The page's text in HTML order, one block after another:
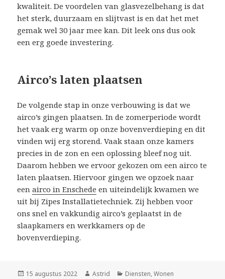
kwaliteit. De voordelen van glasvezelbehang is dat
het sterk, duurzaam en slijtvast is en dat het met
gemak wel 30 jaar mee kan. Dit leek ons dus ook
een erg goede investering.
Airco’s laten plaatsen
De volgende stap in onze verbouwing is dat we
airco’s gingen plaatsen. In de zomerperiode wordt
het vaak erg warm op onze bovenverdieping en dit
vinden wij erg storend. Vaak staan onze kamers
precies in de zon en een oplossing bleef nog uit.
Daarom hebben we ervoor gekozen om een airco te
laten plaatsen. Hiervoor gingen we opzoek naar
eenairco in Enschede en uiteindelijk kwamen we
uit bij Zipes Installatietechniek. Zij hebben voor
ons snel en vakkundig airco’s geplaatst in de
slaapkamers en werkkamers op de
bovenverdieping.
Geplaatst
15 augustus 2022 Auteur
Astrid Categorieën
Diensten,Wonen